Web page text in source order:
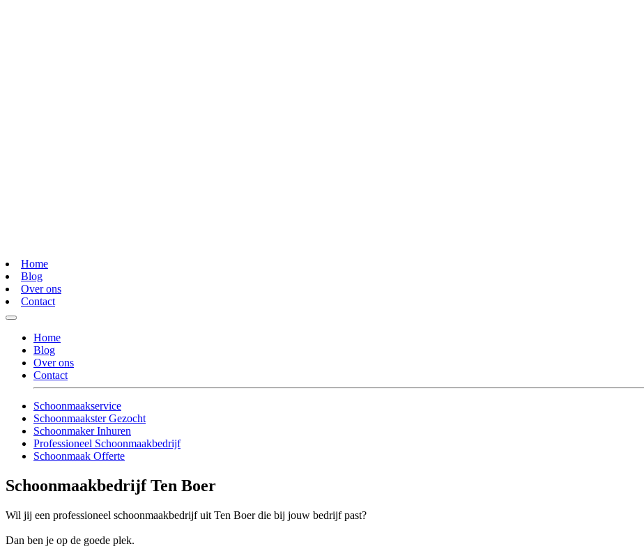
Home
Blog
Over ons
Contact
Home
Blog
Over ons
Contact
Schoonmaakservice
Schoonmaakster Gezocht
Schoonmaker Inhuren
Professioneel Schoonmaakbedrijf
Schoonmaak Offerte
Schoonmaakbedrijf Ten Boer
Wil jij een professioneel schoonmaakbedrijf uit Ten Boer die bij jouw bedrijf past?
Dan ben je op de goede plek.